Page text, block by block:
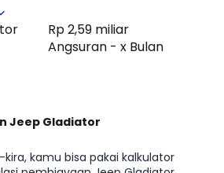
harga antar tipe Jeep
untuk kamu yang ingin cepat
di kelasnya sebelum lanjut
atau menghitung kemampuan
Rp 2,59 miliar
Angsuran - x Bulan
Jeep Gladiator
kamu bisa pakai kalkulator